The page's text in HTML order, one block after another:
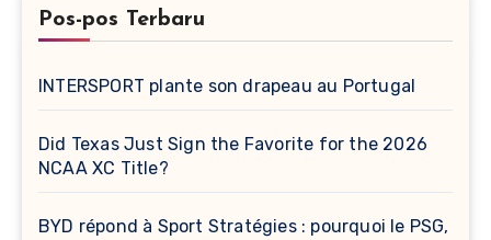
Pos-pos Terbaru
INTERSPORT plante son drapeau au Portugal
Did Texas Just Sign the Favorite for the 2026
NCAA XC Title?
BYD répond à Sport Stratégies : pourquoi le PSG,